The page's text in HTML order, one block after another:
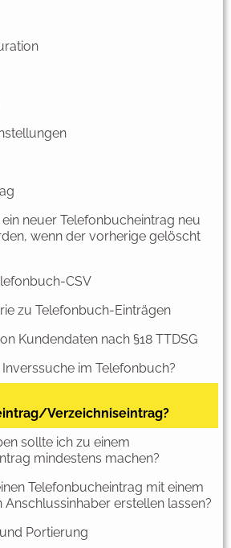
neuer Telefonbucheintrag neu
wenn der vorherige gelöscht
CSV
zu Telefonbuch-Einträgen
Kundendaten nach §18 TTDSG
im Telefonbuch?
Verzeichniseintrag?
sollte ich zu einem
mindestens machen?
Telefonbucheintrag mit einem
erstellen lassen?
Portierung